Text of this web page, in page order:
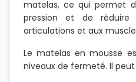
matelas, ce qui permet
pression et de réduire
articulations et aux
Le matelas en mousse
niveaux de fermeté. Il